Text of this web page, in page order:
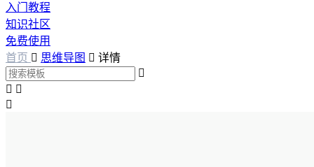
入门教程
知识社区
免费使用
首页  思维导图  详情

 
